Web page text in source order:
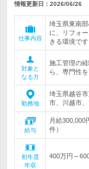
情報更新日：2026/06/26
仕事内容
埼玉県東南
に、リフォ
きる環境です
対象と
なる方
施工管理の
ら、専門性
勤務地
埼玉県越谷
市、川越市
給与
月給300,000
件）
初年度
年収
400万円～